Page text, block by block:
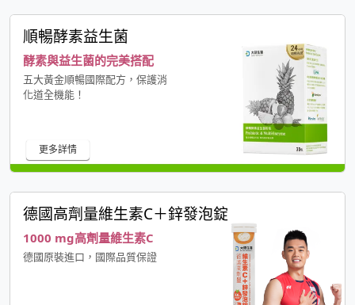
順暢酵素益生菌
酵素與益生菌的完美搭配
五大黃金順暢國際配方，保護消
化道全機能！
更多詳情
德國高劑量維生素C＋鋅發泡錠
1000 mg高劑量維生素C
德國原裝進口，國際品質保證